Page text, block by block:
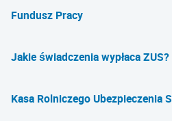
Fundusz Pracy
Jakie świadczenia wypłaca ZUS?
Kasa Rolniczego Ubezpieczenia